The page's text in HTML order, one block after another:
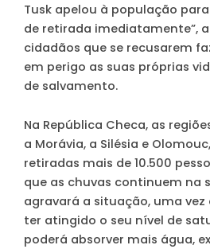
Tusk apelou à população
de retirada imediatamente”,
cidadãos que se recusarem
em perigo as suas próprias
de salvamento.
Na República Checa, as
a Morávia, a Silésia e
retiradas mais de 10.500
que as chuvas continuem na
agravará a situação, uma vez
ter atingido o seu nível de
poderá absorver mais água,